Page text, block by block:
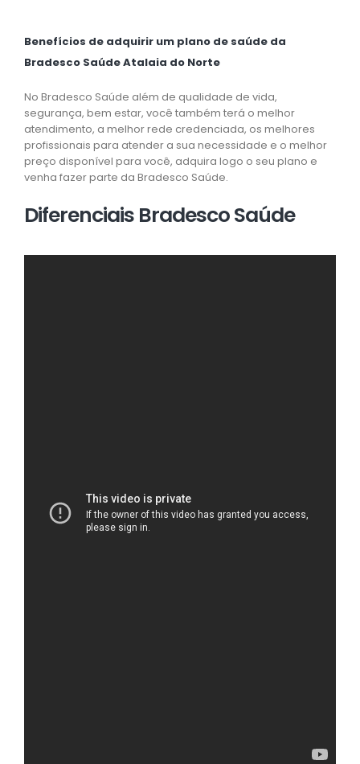
Benefícios de adquirir um plano de saúde da
Bradesco Saúde Atalaia do Norte
No Bradesco Saúde além de qualidade de vida,
segurança, bem estar, você também terá o melhor
atendimento, a melhor rede credenciada, os melhores
profissionais para atender a sua necessidade e o melhor
preço disponível para você, adquira logo o seu plano e
venha fazer parte da Bradesco Saúde.
Diferenciais Bradesco Saúde